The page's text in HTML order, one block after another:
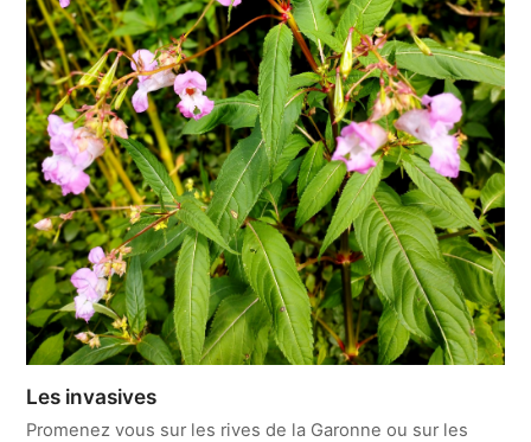
Les invasives
Promenez vous sur les rives de la Garonne ou sur les